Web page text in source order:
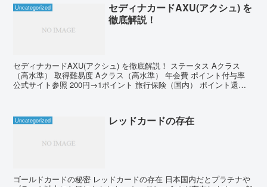
Uncategorized
セディナカードAXU(アクシュ) を
徹底解説！
セディナカードAXU(アクシュ) を徹底解説！ ステータス Aクラス
（高水準） 取得難易度 Aクラス（高水準） 年会費 ポイント付与率
公式サイト参照 200円→1ポイント 旅行保険（国内） ポイント還元
Uncategorized レッドカードの存在
ゴールドカードの秘密 レッドカードの存在 日本国内だとプラチナや